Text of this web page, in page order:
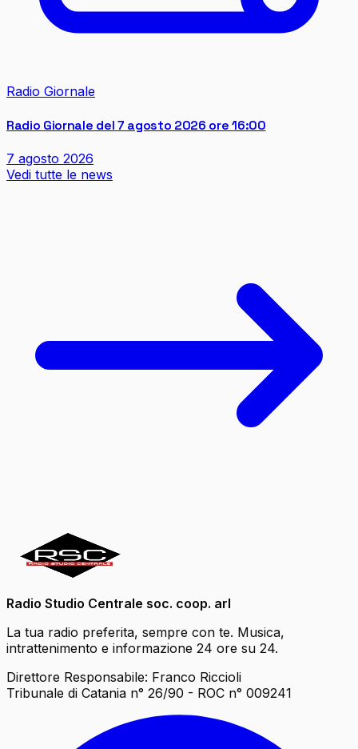
Radio Giornale
Radio Giornale del 7 agosto 2026 ore 16:00
7 agosto 2026
Vedi tutte le news
Radio Studio Centrale soc. coop. arl
La tua radio preferita, sempre con te. Musica,
intrattenimento e informazione 24 ore su 24.
Direttore Responsabile: Franco Riccioli
Tribunale di Catania n° 26/90 - ROC n° 009241